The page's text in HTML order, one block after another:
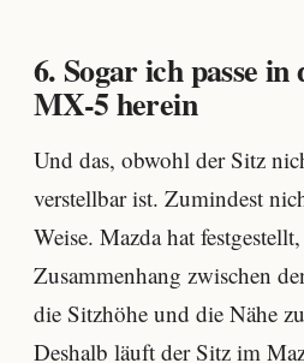
6. Sogar ich passe
MX-5 herein
Und das, obwohl der Sitz
verstellbar ist. Zumindest
Weise. Mazda hat festgestellt,
Zusammenhang zwischen
die Sitzhöhe und die Nähe
Deshalb läuft der Sitz im